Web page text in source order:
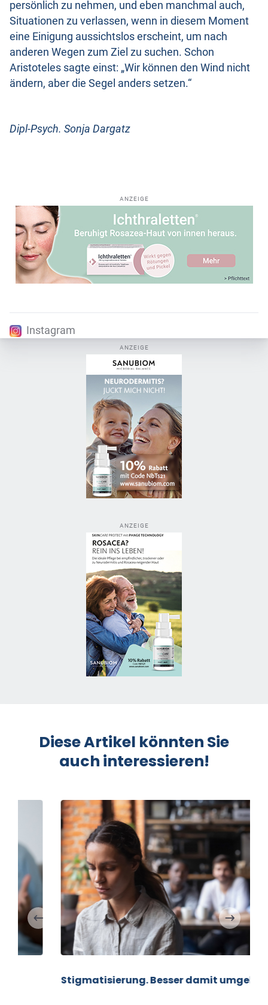
persönlich zu nehmen, und eben manchmal auch,
Situationen zu verlassen, wenn in diesem Moment
eine Einigung aussichtslos erscheint, um nach
anderen Wegen zum Ziel zu suchen. Schon
Aristoteles sagte einst: „Wir können den Wind nicht
ändern, aber die Segel anders setzen.“
Dipl-Psych. Sonja Dargatz
ANZEIGE
Instagram
ANZEIGE
ANZEIGE
Diese Artikel könnten Sie
auch interessieren!
Stigmatisierung. Besser damit umgehen.